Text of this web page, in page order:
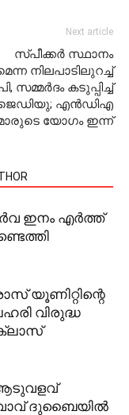
Next article
സ്പീക്കര്‍ സ്ഥാനം
നിലപാടിലുറച്ച്
സമ്മര്‍ദം കടുപ്പിച്ച്
എൻഡിഎ
യോഗം ഇന്ന്
ഇനം എര്‍ത്ത്
യൂണിറ്റിന്റെ
വിരുദ്ധ
ദുബൈയിൽ